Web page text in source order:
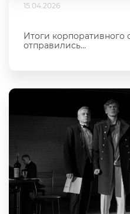
15.04.2026
Итоги корпоративного
отправились...